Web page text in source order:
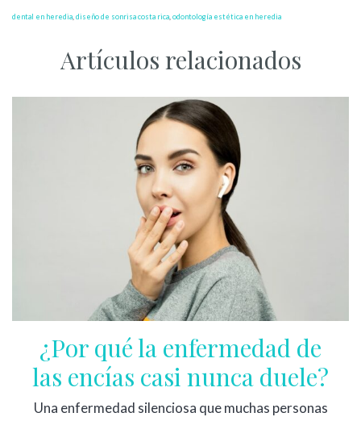
dental en heredia,diseño de sonrisa costa rica,odontología estética en heredia
Artículos relacionados
¿Por qué la enfermedad de
las encías casi nunca duele?
Una enfermedad silenciosa que muchas personas